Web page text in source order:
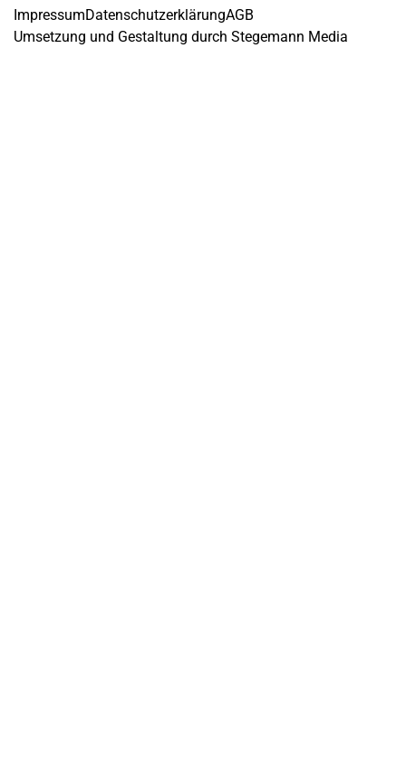
ImpressumDatenschutzerklärungAGB
Umsetzung und Gestaltung durch Stegemann Media